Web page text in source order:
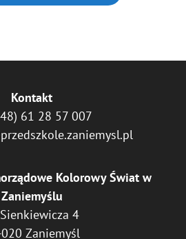
Kontakt
61 28 57 007
Kolorowy Świat w
Zaniemyślu
4
Zaniemyśl